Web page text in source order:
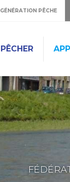
GÉNÉRATION PÊCHE
PÊCHER